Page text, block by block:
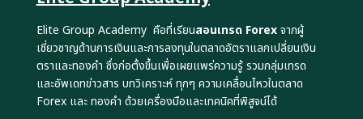
Elite Group Academy คือที่เรียนสอนเทรด Forexจากผู้
เชี่ยวชาญด้านการเงินและการลงทุนในตลาดอัตราแลกเปลี่ยนเงิน
ตราและทองคำ ซึ่งก่อตั้งขึ้นเพื่อเผยแพร่ความรู้ รวมกลุ่มเทรด
และอัพเดทข่าวสาร บทวิเคราะห์ ทุกๆ ความเคลื่อนไหวในตลาด
Forex และ ทองคำ ด้วยเครื่องมือและเทคนิคที่พิสูจน์ได้